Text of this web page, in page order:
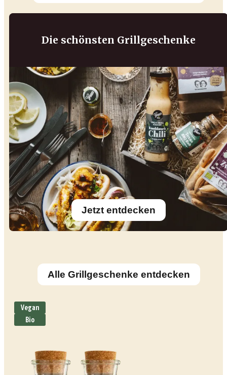
Die schönsten Grillgeschenke
Jetzt entdecken
Alle Grillgeschenke entdecken
Vegan
Bio